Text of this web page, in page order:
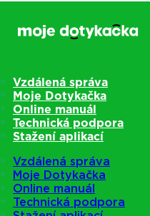
Vzdálená správa
Moje Dotykačka
Online manuál
Technická podpora
Stažení aplikací
Vzdálená správa
Moje Dotykačka
Online manuál
Technická podpora